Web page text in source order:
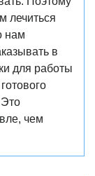
лечиться
нам
в
для работы
чем